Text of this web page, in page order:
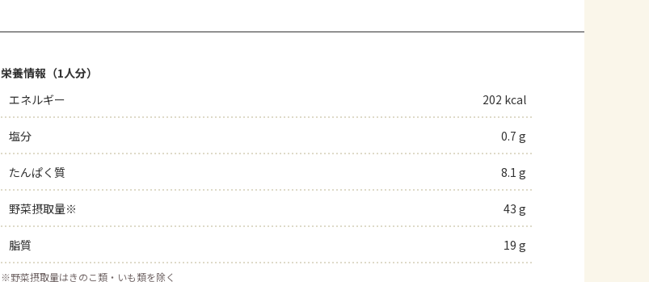
栄養情報（1人分）
エネルギー
202 kcal
塩分 0.7 g
たんぱく質 8.1 g
野菜摂取量※ 43 g
脂質 19 g
※野菜摂取量はきのこ類・いも類を除く